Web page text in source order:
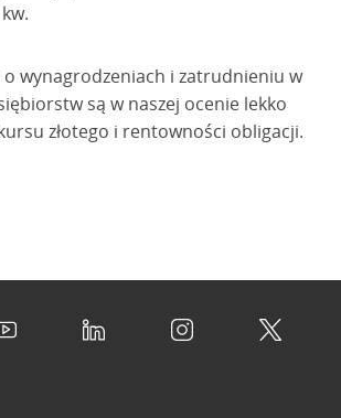
o wynagrodzeniach i zatrudnieniu w
są w naszej ocenie lekko
złotego i rentowności obligacji.